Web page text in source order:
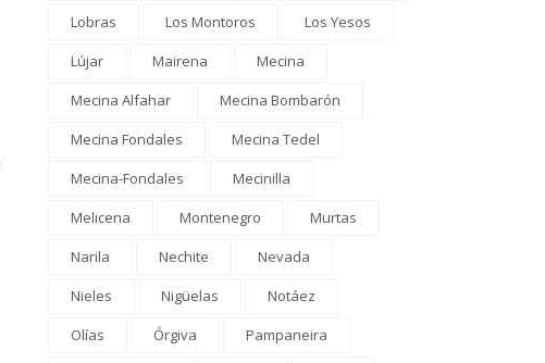
Lobras
Los Montoros
Los Yesos
Lújar
Mairena
Mecina
Mecina Alfahar
Mecina Bombarón
Mecina Fondales
Mecina Tedel
Mecina-Fondales
Mecinilla
Melicena
Montenegro
Murtas
Narila
Nechite
Nevada
Nieles
Nigüelas
Notáez
Olías
Órgiva
Pampaneira